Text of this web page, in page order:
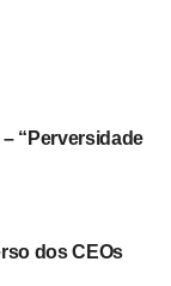
“Perversidade
dos CEOs